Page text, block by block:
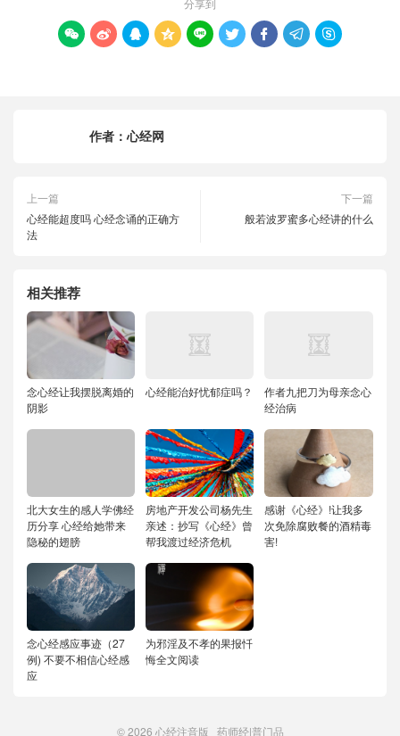
        
作者： 心经网
上一篇
心经能超度吗 心经念诵的正确方
法
下一篇
般若波罗蜜多心经讲的什么
相关推荐
念心经让我摆脱离婚的
阴影
心经能治好忧郁症吗？
作者九把刀为母亲念心
经治病
北大女生的感人学佛经
历分享 心经给她带来
隐秘的翅膀
房地产开发公司杨先生
亲述：抄写《心经》曾
帮我渡过经济危机
感谢《心经》!让我多
次免除腐败餐的酒精毒
害!
念心经感应事迹（27
例) 不要不相信心经感
应
为邪淫及不孝的果报忏
悔全文阅读
© 2026 心经注音版 药师经|普门品